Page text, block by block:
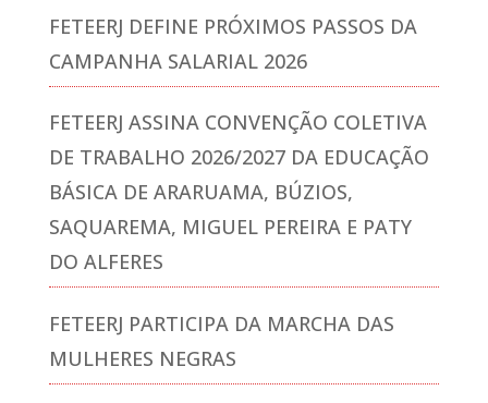
FETEERJ DEFINE PRÓXIMOS PASSOS DA
CAMPANHA SALARIAL 2026
FETEERJ ASSINA CONVENÇÃO COLETIVA
DE TRABALHO 2026/2027 DA EDUCAÇÃO
BÁSICA DE ARARUAMA, BÚZIOS,
SAQUAREMA, MIGUEL PEREIRA E PATY
DO ALFERES
FETEERJ PARTICIPA DA MARCHA DAS
MULHERES NEGRAS